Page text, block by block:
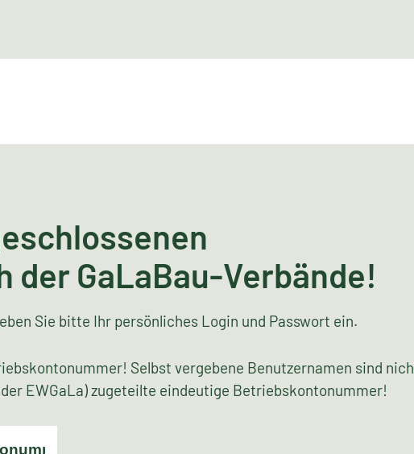
GaLaBau-Verbände!
Sie bitte Ihr persönliches Login und Passwort ein.
Selbst vergebene Benutzernamen sind
EWGaLa) zugeteilte eindeutige Betriebskontonummer!